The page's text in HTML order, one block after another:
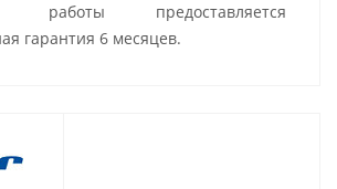
работы предоставляется
гарантия 6 месяцев.